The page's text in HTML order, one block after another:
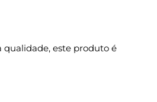
qualidade, este produto é